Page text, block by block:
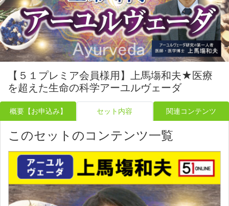
【５１プレミア会員様用】上馬塲和夫★医療
を超えた生命の科学アーユルヴェーダ
概要【お申込み】 セット内容 関連コンテンツ
このセットのコンテンツ一覧